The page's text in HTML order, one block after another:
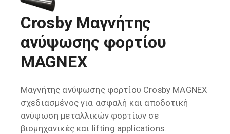
Crosby Μαγνήτης
ανύψωσης φορτίου
MAGNEX
Μαγνήτης ανύψωσης φορτίου Crosby MAGNEX
σχεδιασμένος για ασφαλή και αποδοτική
ανύψωση μεταλλικών φορτίων σε
βιομηχανικές και lifting applications.